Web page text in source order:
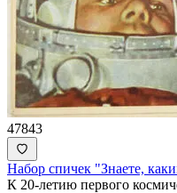
47843
Набор спичек "Знаете,
К 20-летию первого